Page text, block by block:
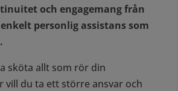
och engagemang från
personlig assistans som
sköta allt som rör din
vill du ta ett större ansvar och